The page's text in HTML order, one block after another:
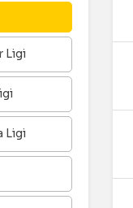
Ligi
Ligi